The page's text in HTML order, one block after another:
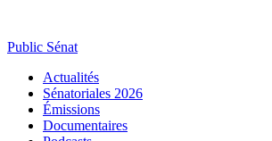
Public Sénat
Actualités
Sénatoriales 2026
Émissions
Documentaires